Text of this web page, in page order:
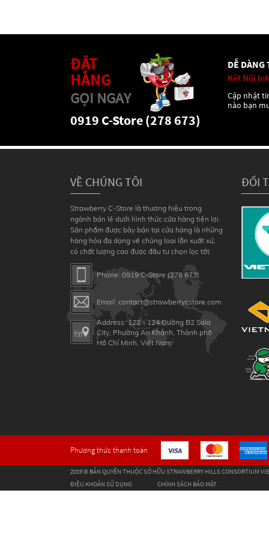
ĐẶT
HÀNG
GỌI NGAY
0919 C-Store (278 673)
DỄ DÀNG
Kết Nối
Cập nhật
nào bạn
VỀ CHÚNG TÔI ĐỐI
Strawberry C-Store là thương hiệu trong
ngành bán lẻ dưới hình thức cửa hàng tiện lợi.
Sản phẩm được bày bán tại cửa hàng là những
hàng hóa đa dạng về chủng loại lẫn xuất xứ,
có chất lượng cao được đầu tư chọn lọc tốt.
Phone: 0919 C-Store (278 673)
Email: contact@strawberrycstore.com
Address: 122 - 124 Đường B2 Sala
City, Phường An Khánh, Thành phố
Hồ Chí Minh, Việt Nam
Phương thức thanh toán
2019 © BẢN QUYỀN THUỘC SỞ HỮU STRAWBERRY HILLS CONSORTIUM
ĐIỀU KHOẢN SỬ DỤNG
CHÍNH SÁCH BẢO MẬT